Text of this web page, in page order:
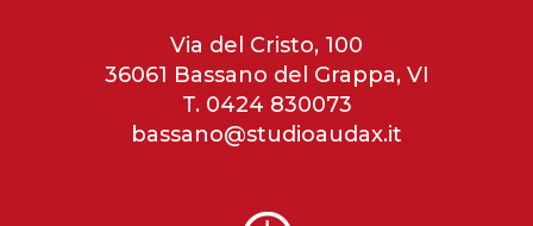
Via del Cristo, 100
36061 Bassano del Grappa, VI
T. 0424 830073
bassano@studioaudax.it